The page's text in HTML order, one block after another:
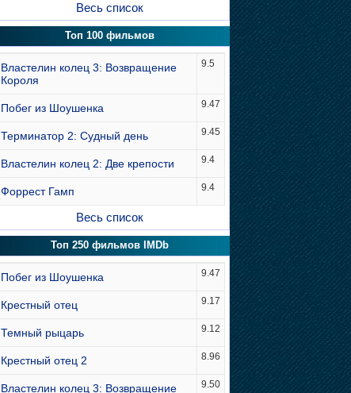
Весь список
Топ 100 фильмов
Властелин колец 3: Возвращение
Короля
9.5
Побег из Шоушенка 9.47
Терминатор 2: Судный день 9.45
Властелин колец 2: Две крепости 9.4
Форрест Гамп 9.4
Весь список
Топ 250 фильмов IMDb
Побег из Шоушенка 9.47
Крестный отец 9.17
Темный рыцарь 9.12
Крестный отец 2 8.96
Властелин колец 3: Возвращение
9.50